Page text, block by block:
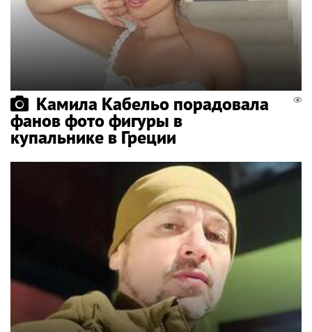
Камила Кабельо порадовала
фанов фото фигуры в
купальнике в Греции